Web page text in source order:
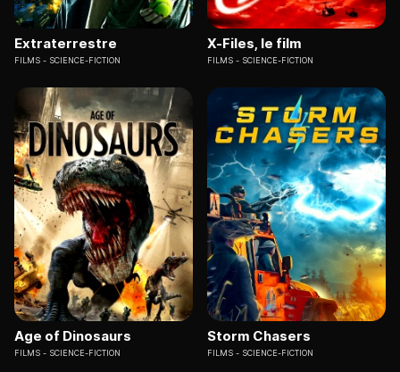
Extraterrestre
FILMS SCIENCE-FICTION
X-Files, le film
FILMS SCIENCE-FICTION
Age of Dinosaurs
FILMS SCIENCE-FICTION
Storm Chasers
FILMS SCIENCE-FICTION